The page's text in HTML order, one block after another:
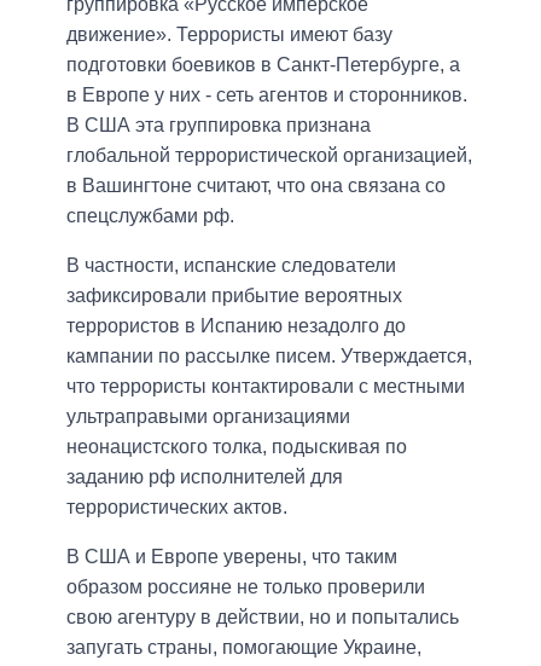
группировка «Русское имперское
движение». Террористы имеют базу
подготовки боевиков в Санкт-Петербурге, а
в Европе у них - сеть агентов и сторонников.
В США эта группировка признана
глобальной террористической организацией,
в Вашингтоне считают, что она связана со
спецслужбами рф.
В частности, испанские следователи
зафиксировали прибытие вероятных
террористов в Испанию незадолго до
кампании по рассылке писем. Утверждается,
что террористы контактировали с местными
ультраправыми организациями
неонацистского толка, подыскивая по
заданию рф исполнителей для
террористических актов.
В США и Европе уверены, что таким
образом россияне не только проверили
свою агентуру в действии, но и попытались
запугать страны, помогающие Украине,